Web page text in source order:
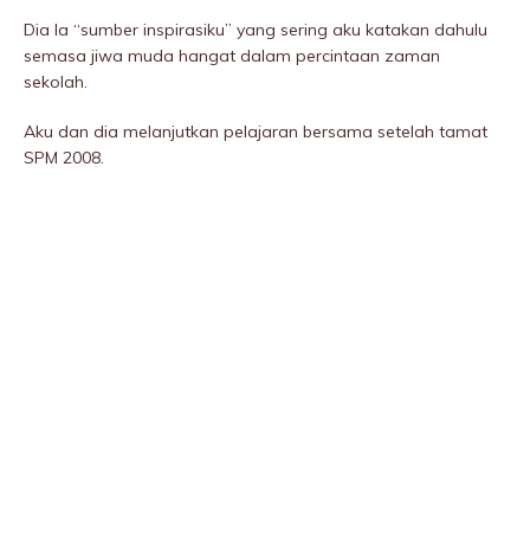
Dia la “sumber inspirasiku” yang sering aku katakan dahulu
semasa jiwa muda hangat dalam percintaan zaman
sekolah.
Aku dan dia melanjutkan pelajaran bersama setelah tamat
SPM 2008.